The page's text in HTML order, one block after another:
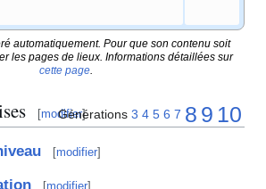
automatiquement. Pour que son contenu soit
les pages de lieux. Informations détaillées sur
cette page
[modifier]
Générations 3 4 5 6 7 8 9 10
[modifier]
[modifier]